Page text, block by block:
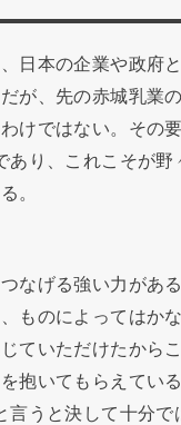
日本の企業や政府
が、先の赤城乳業
けではない。その
り、これこそが野
。
なげる強い力があ
ものによってはか
ていただけたから
抱いてもらえてい
うと決して十分で